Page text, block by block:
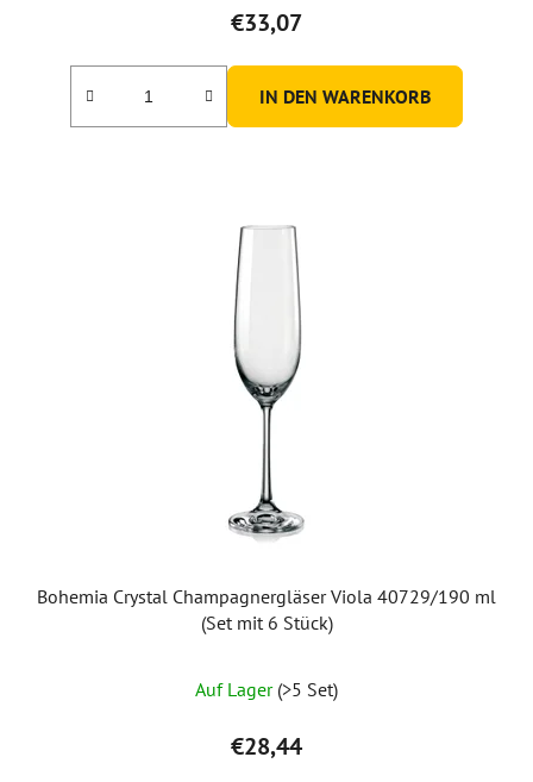
€33,07
IN DEN WARENKORB
Bohemia Crystal Champagnergläser Viola 40729/190 ml
(Set mit 6 Stück)
Auf Lager (>5 Set)
€28,44